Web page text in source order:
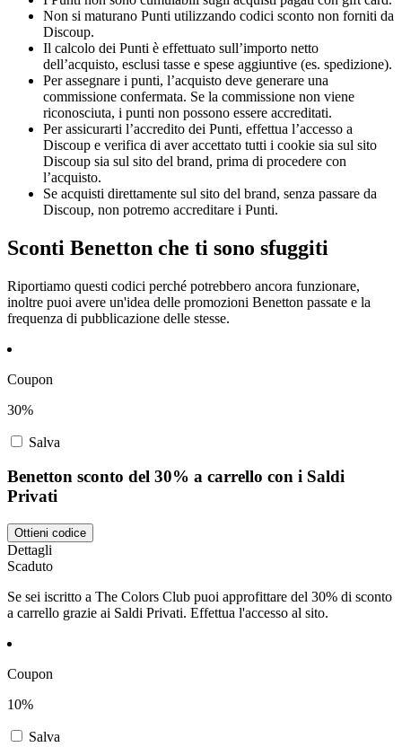
Non si maturano Punti utilizzando codici sconto non forniti da
Discoup.
Il calcolo dei Punti è effettuato sull’importo netto
dell’acquisto, esclusi tasse e spese aggiuntive (es. spedizione).
Per assegnare i punti, l’acquisto deve generare una
commissione confermata. Se la commissione non viene
riconosciuta, i punti non possono essere accreditati.
Per assicurarti l’accredito dei Punti, effettua l’accesso a
Discoup e verifica di aver accettato tutti i cookie sia sul sito
Discoup sia sul sito del brand, prima di procedere con
l’acquisto.
Se acquisti direttamente sul sito del brand, senza passare da
Discoup, non potremo accreditare i Punti.
Sconti Benetton che ti sono sfuggiti
Riportiamo questi codici perché potrebbero ancora funzionare,
inoltre puoi avere un'idea delle promozioni Benetton passate e la
frequenza di pubblicazione delle stesse.
Coupon
30%
Salva
Benetton sconto del 30% a carrello con i Saldi
Privati
Ottieni codice
Dettagli
Scaduto
Se sei iscritto a The Colors Club puoi approfittare del 30% di sconto
a carrello grazie ai Saldi Privati. Effettua l'accesso al sito.
Coupon
10%
Salva